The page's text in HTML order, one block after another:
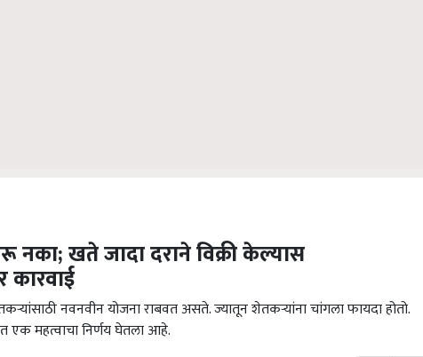
नका; खते जादा दराने विक्री केल्यास
कारवाई
नवनवीन योजना राबवत असते. ज्यातून शेतकऱ्यांना चांगला फायदा होतो.
एक महत्वाचा निर्णय घेतला आहे.